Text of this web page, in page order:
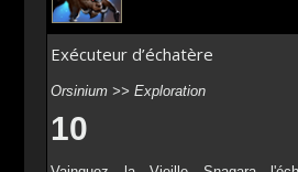
Exécuteur d’échatère
Orsinium >> Exploration
10